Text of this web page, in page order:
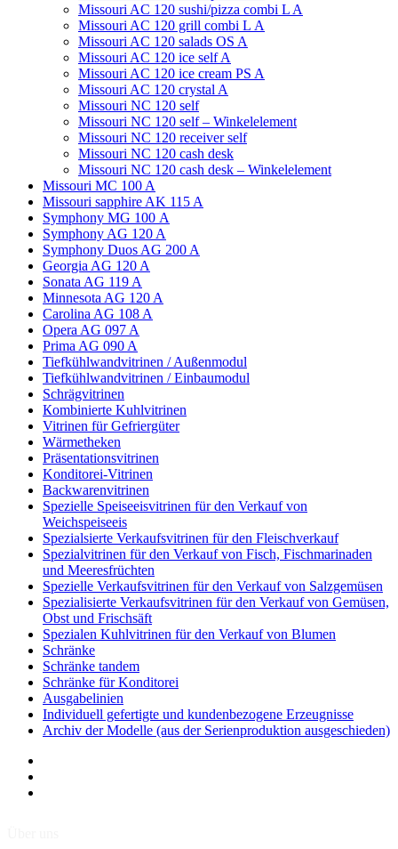
Missouri AC 120 sushi/pizza combi L A
Missouri AC 120 grill combi L А
Missouri AС 120 salads OS A
Missouri AC 120 ice self A
Missouri AC 120 ice cream PS A
Missouri AC 120 crystal A
Missouri NC 120 self
Missouri NC 120 self – Winkelelement
Missouri NC 120 receiver self
Missouri NC 120 cash desk
Missouri NC 120 cash desk – Winkelelement
Missouri MC 100 A
Missouri sapphire AK 115 A
Symphony MG 100 А
Symphony AG 120 A
Symphony Duos AG 200 A
Georgia AG 120 A
Sonata AG 119 A
Minnesota AG 120 A
Carolina AG 108 A
Opera AG 097 A
Prima AG 090 A
Tiefkühlwandvitrinen / Außenmodul
Tiefkühlwandvitrinen / Einbaumodul
Schrägvitrinen
Кombinierte Kuhlvitrinen
Vitrinen für Gefriergüter
Wärmetheken
Präsentationsvitrinen
Konditorei-Vitrinen
Backwarenvitrinen
Spezielle Speiseeisvitrinen für den Verkauf von
Weichspeiseeis
Spezialsierte Verkaufsvitrinen für den Fleischverkauf
Spezialvitrinen für den Verkauf von Fisch, Fischmarinaden
und Meeresfrüchten
Spezielle Verkaufsvitrinen für den Verkauf von Salzgemüsen
Spezialisierte Verkaufsvitrinen für den Verkauf von Gemüsen,
Obst und Frischsäft
Spezialen Kuhlvitrinen für den Verkauf von Blumen
Schränke
Schränke tandem
Schränke für Konditorei
Ausgabelinien
Individuell gefertigte und kundenbezogene Erzeugnisse
Archiv der Modelle (aus der Serienproduktion ausgeschieden)